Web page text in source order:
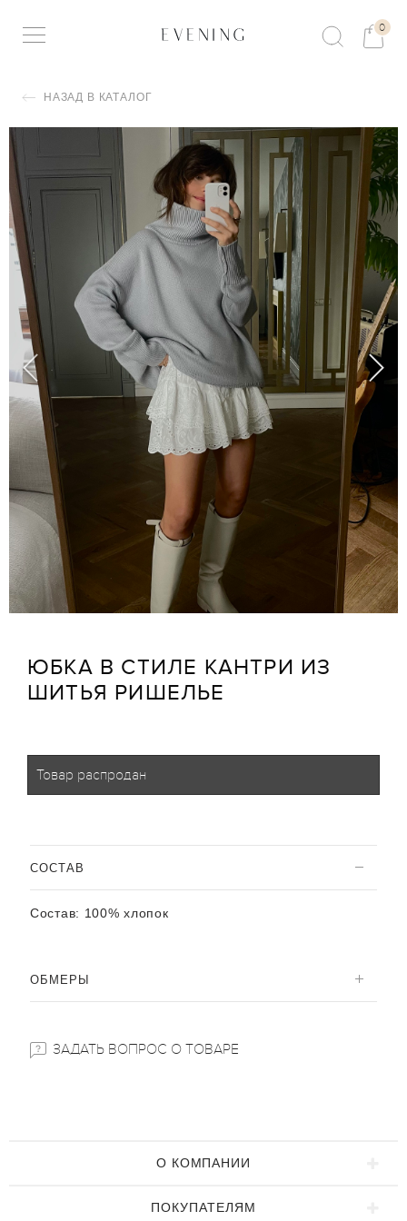
0
НАЗАД В КАТАЛОГ
ЮБКА В СТИЛЕ КАНТРИ ИЗ
ШИТЬЯ РИШЕЛЬЕ
Товар распродан
CОСТАВ
Состав: 100% хлопок
ОБМЕРЫ
ЗАДАТЬ ВОПРОС О ТОВАРЕ
О КОМПАНИИ
ПОКУПАТЕЛЯМ